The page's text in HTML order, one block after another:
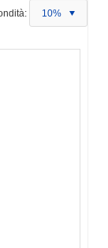
10%